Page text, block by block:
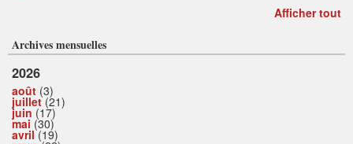
Afficher tout
Archives mensuelles
2026
août (3)
juillet(21)
juin (17)
mai (30)
avril(19)